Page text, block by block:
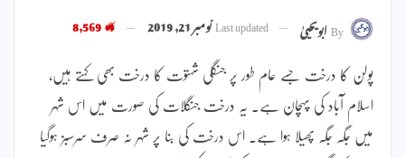
Byابویحییٰ Last updatedنومبر 21, 2019
پولن کا درخت جسے عام طور پر جنگلی شہتوت کا درخت بھی کہتے ہیں،
اسلام آباد کی پہچان ہے۔ یہ درخت جنگلات کی صورت میں اس شہر
میں جگہ جگہ پھیلا ہوا ہے۔ اس درخت کی بنا پر شہر نہ صرف سرسبز ہوگیا